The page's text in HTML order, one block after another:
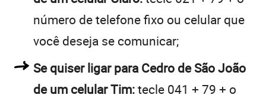
número de telefone fixo ou celular que
você deseja se comunicar;
Se quiser ligar para Cedro de São João
de um celular Tim:tecle 041 + 79 + o